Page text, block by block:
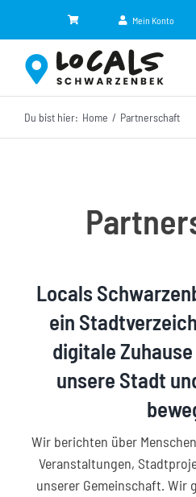
springen
Mein Konto
Jobbörse
Du bist hier: Home Partnerschaft
Locals
ein
digitale
unsere Stadt
Wir berichten über
Veranstaltungen,
unserer Gemeinschaft. Wir